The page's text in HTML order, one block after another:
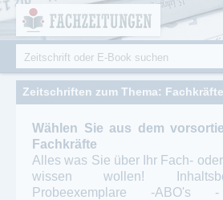
Fachzeitungen.de - Das
Fachmagazine
Suchformular
Suche
Zeitschriften zum Thema: Fachkräfte
Wählen Sie aus dem
Fachkräfte
Alles was Sie über Ihr Fach-
wissen wollen!
Probeexemplare -
Cookie-Einstellungen